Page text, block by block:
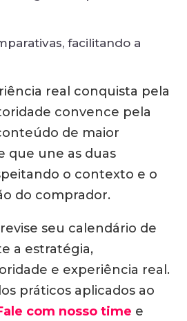
facilitando a
real conquista pela
convence pela
de maior
que une as duas
o contexto e o
do comprador.
seu calendário de
a estratégia,
e experiência real.
práticos aplicados ao
com nosso time e